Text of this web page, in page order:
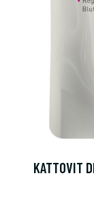
KATTOVIT